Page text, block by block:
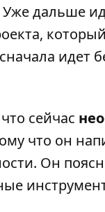
дальше
идет
сейчас
что он
Он